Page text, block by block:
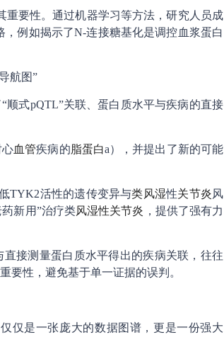
重要性。通过机器学习等方法，研究人员成
，例如揭示了N-连接糖基化是调控血浆蛋白
航图”
顺式pQTL”关联、蛋白质水平与疾病的直接
心血管疾病的脂蛋白a），并提出了新的可能
TYK2活性的遗传变异与类风湿性关节炎风
药新用”治疗类风湿性关节炎 ，提供了强有力
接测量蛋白质水平得出的疾病关联，往往
要性，避免基于单一证据的误判。
仅是一张庞大的数据图谱，更是一份强大